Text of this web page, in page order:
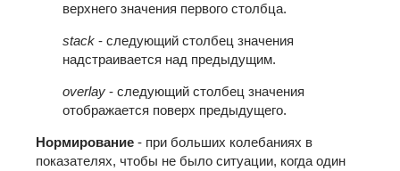
верхнего значения первого столбца.
stack - следующий столбец значения
надстраивается над предыдущим.
overlay - следующий столбец значения
отображается поверх предыдущего.
Нормирование - при больших колебаниях в
показателях, чтобы не было ситуации, когда один